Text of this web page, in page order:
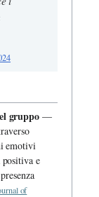
gruppo —
emotivi
e
of